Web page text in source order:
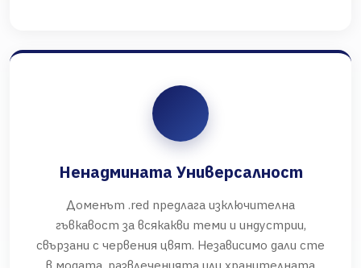
Ненадмината Универсалност
Доменът .red предлага изключителна
гъвкавост за всякакви теми и индустрии,
свързани с червения цвят. Независимо дали сте